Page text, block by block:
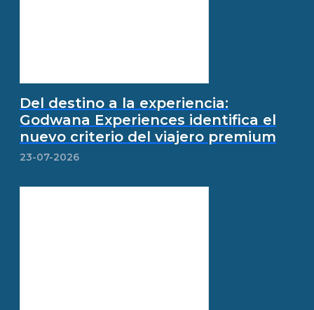
Del destino a la experiencia:
Godwana Experiences identifica el
nuevo criterio del viajero premium
23-07-2026